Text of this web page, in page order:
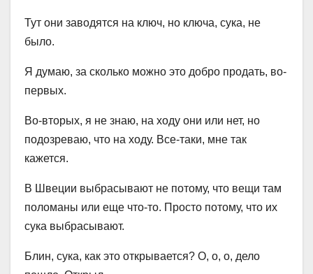
Тут они заводятся на ключ, но ключа, сука, не
было.
Я думаю, за сколько можно это добро продать, во-
первых.
Во-вторых, я не знаю, на ходу они или нет, но
подозреваю, что на ходу. Все-таки, мне так
кажется.
В Швеции выбрасывают не потому, что вещи там
поломаны или еще что-то. Просто потому, что их
сука выбрасывают.
Блин, сука, как это открывается? О, о, о, дело